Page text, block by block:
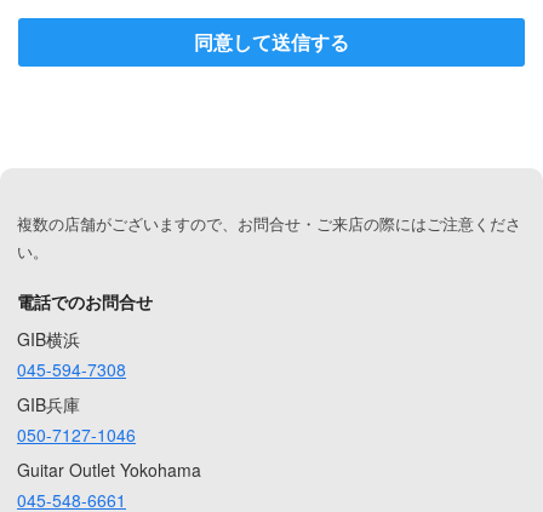
同意して送信する
複数の店舗がございますので、お問合せ・ご来店の際にはご注意くださ
い。
電話でのお問合せ
GIB横浜
045-594-7308
GIB兵庫
050-7127-1046
Guitar Outlet Yokohama
045-548-6661